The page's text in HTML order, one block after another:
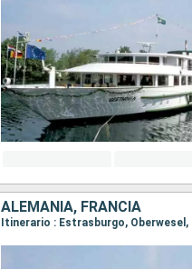
ALEMANIA, FRANCIA
Itinerario : Estrasburgo,